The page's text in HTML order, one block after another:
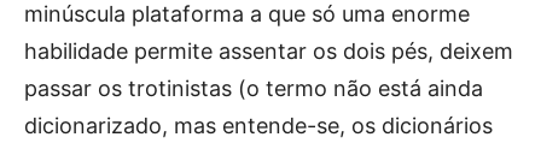
minúscula plataforma a que só uma enorme
habilidade permite assentar os dois pés, deixem
passar os trotinistas (o termo não está ainda
dicionarizado, mas entende-se, os dicionários